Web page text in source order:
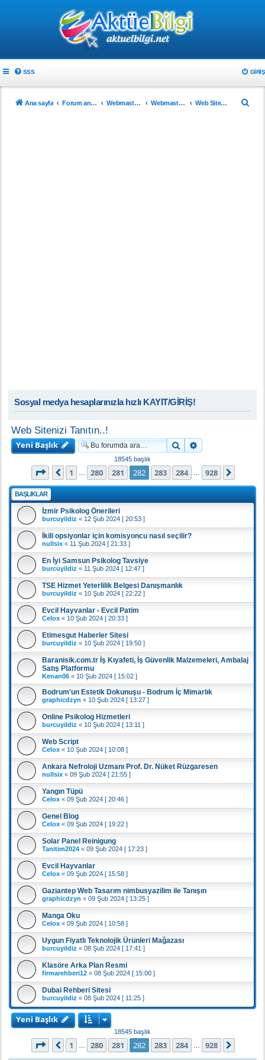
SSS GIRIŞ
Ana sayfa Forum ana sayfa Webmaster & Tasarım Webmasterlar için Web Sitenizi Tanıtın..!
Sosyal medya hesaplarınızla hızlı KAYIT/GİRİŞ!
Web Sitenizi Tanıtın..!
Yeni Başlık
Ara
18545 başlık
282. sayfa (Toplam928 sayfa)
Önceki
1 280 281 282 283 284 928
BAŞLIKLAR
İzmir Psikolog Önerileri
burcuyildiz « 12 Şub 2024 [ 20:53 ]
İkili opsiyonlar için komisyoncu nasıl seçilir?
nullsix « 11 Şub 2024 [ 21:33 ]
En İyi Samsun Psikolog Tavsiye
burcuyildiz « 11 Şub 2024 [ 12:47 ]
TSE Hizmet Yeterlilik Belgesi Danışmanlık
burcuyildiz « 10 Şub 2024 [ 22:22 ]
Evcil Hayvanlar - Evcil Patim
Celox « 10 Şub 2024 [ 20:33 ]
Etimesgut Haberler Sitesi
burcuyildiz « 10 Şub 2024 [ 19:50 ]
Baranisik.com.tr İş Kıyafeti, İş Güvenlik Malzemeleri, Ambalaj
Satış Platformu
Kenan06 « 10 Şub 2024 [ 15:02 ]
Bodrum'un Estetik Dokunuşu - Bodrum İç Mimarlık
graphicdzyn « 10 Şub 2024 [ 13:27 ]
Online Psikolog Hizmetleri
burcuyildiz « 10 Şub 2024 [ 13:11 ]
Web Script
Celox « 10 Şub 2024 [ 10:08 ]
Ankara Nefroloji Uzmanı Prof. Dr. Nüket Rüzgaresen
nullsix « 09 Şub 2024 [ 21:55 ]
Yangın Tüpü
Celox « 09 Şub 2024 [ 20:46 ]
Genel Blog
Celox « 09 Şub 2024 [ 19:22 ]
Solar Panel Reinigung
Tanitim2024 « 09 Şub 2024 [ 17:23 ]
Evcil Hayvanlar
Celox « 09 Şub 2024 [ 15:58 ]
Gaziantep Web Tasarım nimbusyazilim ile Tanışın
graphicdzyn « 09 Şub 2024 [ 13:25 ]
Manga Oku
Celox « 09 Şub 2024 [ 10:58 ]
Uygun Fiyatlı Teknolojik Ürünleri Mağazası
burcuyildiz « 08 Şub 2024 [ 17:41 ]
Klasöre Arka Plan Resmi
firmarehberi12 « 08 Şub 2024 [ 15:00 ]
Dubai Rehberi Sitesi
burcuyildiz « 08 Şub 2024 [ 11:25 ]
Yeni Başlık
18545 başlık
282. sayfa (Toplam928 sayfa)
Önceki
1 280 281 282 283 284 928